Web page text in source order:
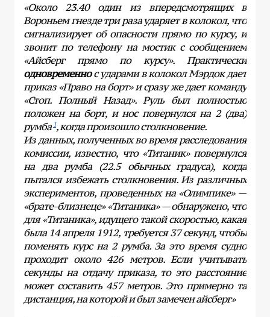
«Около 23.40 один из впередсмотрящих в
Вороньем гнезде три раза ударяет в колокол, что
сигнализирует об опасности прямо по курсу, и
звонит по телефону на мостик с сообщением
«Айсберг прямо по курсу». Практически
одновременнос ударами в колокол Мэрдок дает
приказ «Право на борт» и сразу же дает команду
«Стоп. Полный Назад». Руль был полностью
положен на борт, и нос повернулся на 2 (два)
румба 1, когда произошло столкновение.
Из данных, полученных во время расследования
комиссии, известно, что «Титаник» повернулся
на два румба (22.5 обычных градуса), когда
пытался избежать столкновения. Из различных
экспериментов, проведенных на «Олимпике» —
«брате-близнеце» «Титаника» — обнаружено, что
для «Титаника», идущего такой скоростью, какая
была 14 апреля 1912, требуется 37 секунд, чтобы
поменять курс на 2 румба. За это время судно
проходит около 426 метров. Если учитывать
секунды на отдачу приказа, то это расстояние
может составить 457 метров. Это примерно та
дистанция, на которой и был замечен айсберг»